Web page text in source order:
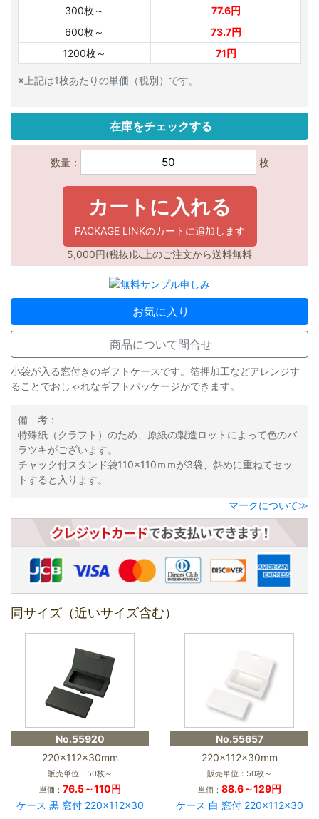
※上記は1枚あたりの単価（税別）です。
300枚～
77.6円
600枚～
73.7円
1200枚～
71円
在庫をチェックする
数量： 枚
カートに入れる
PACKAGE LINKのカートに追加します
5,000円(税抜)以上のご注文から送料無料
お気に入り
商品について問合せ
小袋が入る窓付きのギフトケースです。箔押加工などアレンジす
ることでおしゃれなギフトパッケージができます。
備 考：
特殊紙（クラフト）のため、原紙の製造ロットによって色のバ
ラツキがございます。
チャック付スタンド袋110×110ｍｍが3袋、斜めに重ねてセッ
トすると入ります。
マークについて≫
同サイズ（近いサイズ含む）
No.55920
220×112×30mm
販売単位：50枚～
単価： 76.5～110円
ケース 黒 窓付 220×112×30
No.55657
220×112×30mm
販売単位：50枚～
単価： 88.6～129円
ケース 白 窓付 220×112×30